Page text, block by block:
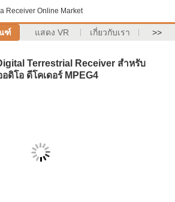
Receiver Online Market
ฑ์ แสดง VR เกี่ยวกับเรา >>
Terrestrial Receiver สําหรับ
โอ ดีโคเดอร์ MPEG4